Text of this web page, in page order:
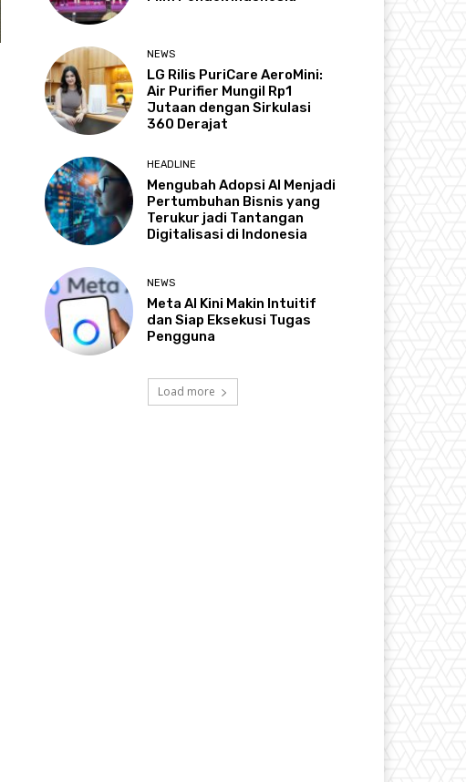
NEWS
LG Rilis PuriCare AeroMini:
Air Purifier Mungil Rp1
Jutaan dengan Sirkulasi
360 Derajat
HEADLINE
Mengubah Adopsi AI Menjadi
Pertumbuhan Bisnis yang
Terukur jadi Tantangan
Digitalisasi di Indonesia
NEWS
Meta AI Kini Makin Intuitif
dan Siap Eksekusi Tugas
Pengguna
Load more